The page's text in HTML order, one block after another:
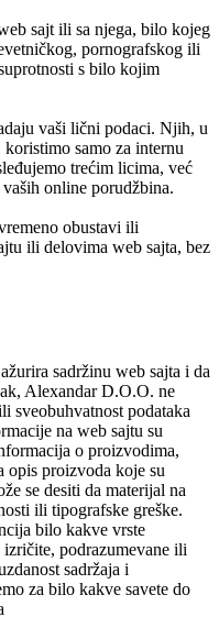
sajt ili sa njega, bilo kojeg
pornografskog ili
s bilo kojim
vaši lični podaci. Njih, u
samo za internu
trećim licima, već
online porudžbina.
obustavi ili
ili delovima web sajta, bez
sadržinu web sajta i da
Alexandar D.O.O. ne
sveobuhvatnost podataka
na web sajtu su
o proizvodima,
opis proizvoda koje su
se desiti da materijal na
ili tipografske greške.
bilo kakve vrste
podrazumevane ili
sadržaja i
za bilo kakve savete do